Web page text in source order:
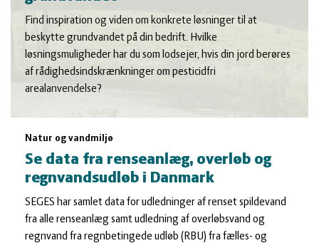
Find inspiration og viden om konkrete løsninger til at
beskytte grundvandet på din bedrift. Hvilke
løsningsmuligheder har du som lodsejer, hvis din jord berøres
af rådighedsindskrænkninger om pesticidfri
arealanvendelse?
Natur og vandmiljø
Se data fra renseanlæg, overløb og
regnvandsudløb i Danmark
SEGES har samlet data for udledninger af renset spildevand
fra alle renseanlæg samt udledning af overløbsvand og
regnvand fra regnbetingede udløb (RBU) fra fælles- og